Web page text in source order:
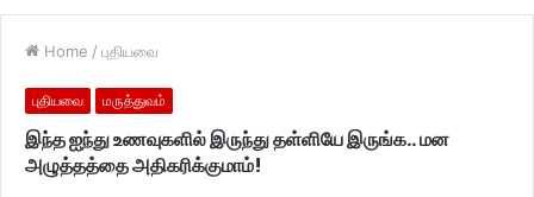
Home / புதியவை
புதியவை மருத்துவம்
இந்த ஐந்து உணவுகளில் இருந்து தள்ளியே இருங்க.. மன
அழுத்தத்தை அதிகரிக்குமாம்!